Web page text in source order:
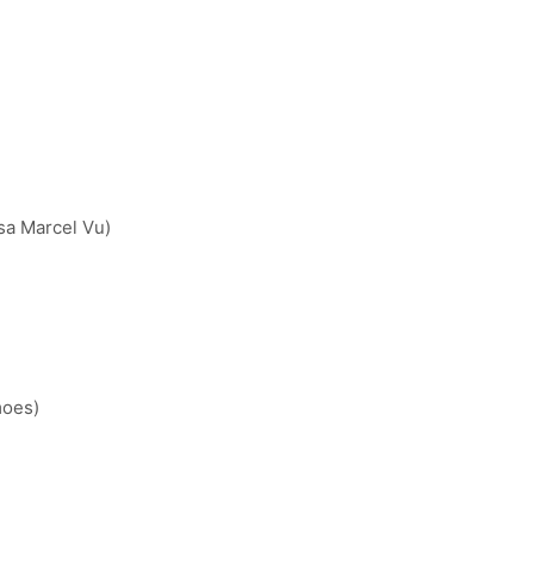
Marcel Vu)